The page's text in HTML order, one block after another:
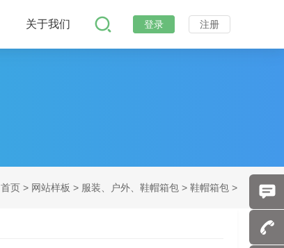
关于我们 登录 注册
首页> 网站样板 > 服装、户外、鞋帽箱包 > 鞋帽箱包 >